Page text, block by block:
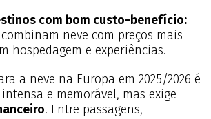
com bom custo-benefício:
neve com preços mais
hospedagem e experiências.
a neve na Europa em 2025/2026 é
e memorável, mas exige
. Entre passagens,